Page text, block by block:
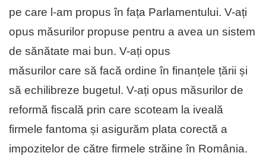
pe care l-am propus în fața Parlamentului. V-ați
opus măsurilor propuse pentru a avea un sistem
de sănătate mai bun. V-ați opus
măsurilor care să facă ordine în finanțele țării și
să echilibreze bugetul. V-ați opus măsurilor de
reformă fiscală prin care scoteam la iveală
firmele fantoma și asigurăm plata corectă a
impozitelor de către firmele străine în România.